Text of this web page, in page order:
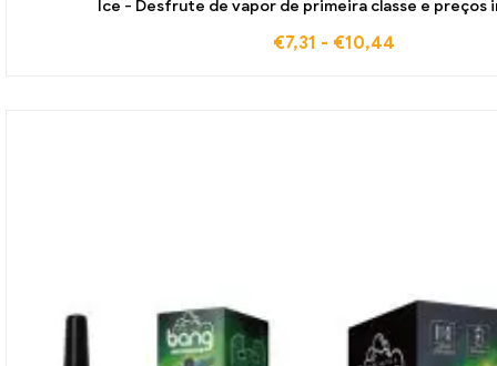
Ice - Desfrute de vapor de primeira classe e preços
€7,31 - €10,44